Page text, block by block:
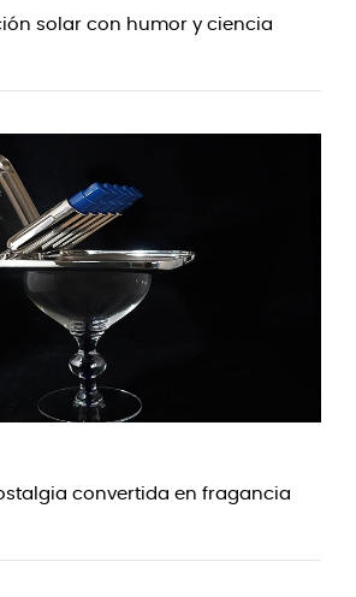
solar con humor y ciencia
convertida en fragancia